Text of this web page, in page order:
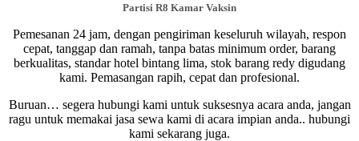
Partisi R8 Kamar Vaksin
Pemesanan 24 jam, dengan pengiriman keseluruh wilayah, respon
cepat, tanggap dan ramah, tanpa batas minimum order, barang
berkualitas, standar hotel bintang lima, stok barang redy digudang
kami. Pemasangan rapih, cepat dan profesional.
Buruan… segera hubungi kami untuk suksesnya acara anda, jangan
ragu untuk memakai jasa sewa kami di acara impian anda.. hubungi
kami sekarang juga.